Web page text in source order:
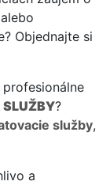
Objednajte si
SLUŽBY?
služby,
a